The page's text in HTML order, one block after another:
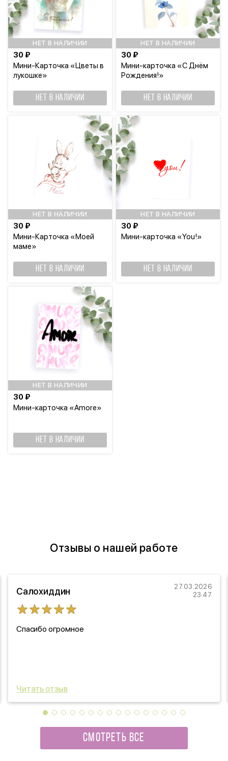
НЕТ В НАЛИЧИИ
Мини-Карточка «Цветы в
лукошке»
30 ₽
НЕТ В НАЛИЧИИ
НЕТ В НАЛИЧИИ
Мини-карточка «С Днём
Рождения!»
30 ₽
НЕТ В НАЛИЧИИ
НЕТ В НАЛИЧИИ
Мини-Карточка «Моей
маме»
30 ₽
НЕТ В НАЛИЧИИ
НЕТ В НАЛИЧИИ
Мини-карточка «You!»
30 ₽
НЕТ В НАЛИЧИИ
НЕТ В НАЛИЧИИ
Мини-карточка «Amore»
30 ₽
НЕТ В НАЛИЧИИ
Отзывы о нашей работе
Салохиддин
27.03.2026
23:47
Спасибо огромное
Читать отзыв
СМОТРЕТЬ ВСЕ